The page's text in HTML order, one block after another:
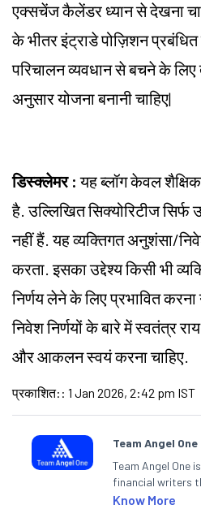
एक्सचेंज कैलेंडर ध्यान से देखना
के भीतर इंट्राडे पोज़िशन
परिचालन व्यवधान से बचने के
अनुसार योजना बनानी चाहिए|
डिस्क्लेमर : यह ब्लॉग केवल शैक्षिक
है. उल्लिखित सिक्योरिटीज
नहीं हैं. यह व्यक्तिगत अनुशंसा/
करता. इसका उद्देश्य किसी भी
निर्णय लेने के लिए प्रभावित करना
निवेश निर्णयों के बारे में स्वतंत्र
और आकलन स्वयं करना चाहिए.
प्रकाशित: : 1 Jan 2026, 2:42 pm IST
Team Angel One
Team Angel One
financial writers
articles on the
Know More